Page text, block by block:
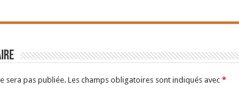
sera pas publiée. Les champs obligatoires sont indiqués avec *